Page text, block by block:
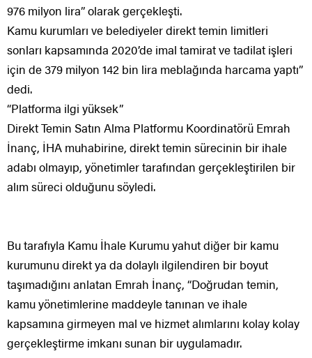
976 milyon lira” olarak gerçekleşti.
Kamu kurumları ve belediyeler direkt temin limitleri
sonları kapsamında 2020’de imal tamirat ve tadilat işleri
için de 379 milyon 142 bin lira meblağında harcama yaptı”
dedi.
“Platforma ilgi yüksek”
Direkt Temin Satın Alma Platformu Koordinatörü Emrah
İnanç, İHA muhabirine, direkt temin sürecinin bir ihale
adabı olmayıp, yönetimler tarafından gerçekleştirilen bir
alım süreci olduğunu söyledi.
Bu tarafıyla Kamu İhale Kurumu yahut diğer bir kamu
kurumunu direkt ya da dolaylı ilgilendiren bir boyut
taşımadığını anlatan Emrah İnanç, “Doğrudan temin,
kamu yönetimlerine maddeyle tanınan ve ihale
kapsamına girmeyen mal ve hizmet alımlarını kolay kolay
gerçekleştirme imkanı sunan bir uygulamadır.